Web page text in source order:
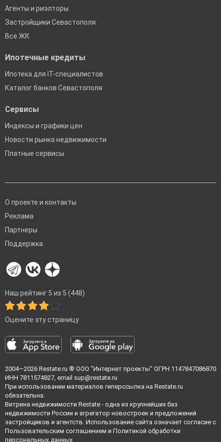
Агенты и риэлторы
Застройщики Севастополя
Все ЖК
Ипотечные кредиты
Ипотека для IT-специалистов
Каталог банков Севастополя
Сервисы
Индексы и графики цен
Новости рынка недвижимости
Платные сервисы
О проекте и контакты
Реклама
Партнеры
Поддержка
Наш рейтинг 5 из 5 (448)
Оцените эту страницу
2004—2026 Restate.ru ® ООО "Интернет проекты" ОГРН 1147847086870
ИНН 7811574827, email sup@restate.ru
При использовании материалов гиперссылка на Restate.ru
обязательна.
Витрина недвижимости Restate - одна из крупнейших баз
недвижимости России и агрегатор новостроек и предложений
застройщиков и агентств. Использование сайта означает согласие с
Пользовательским соглашением и Политикой обработки
персональных данных